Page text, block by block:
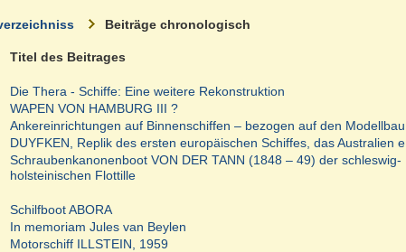
Beiträge chronologisch
Titel des Beitrages
Die Thera - Schiffe: Eine weitere Rekonstruktion
WAPEN VON HAMBURG III ?
Ankereinrichtungen auf Binnenschiffen – bezogen auf den Modellbau
DUYFKEN, Replik des ersten europäischen Schiffes, das Australien
Schraubenkanonenboot VON DER TANN (1848 – 49) der schleswig-
holsteinischen Flottille
Schilfboot ABORA
In memoriam Jules van Beylen
Motorschiff ILLSTEIN, 1959